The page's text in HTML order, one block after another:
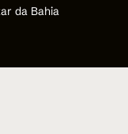
da Bahia